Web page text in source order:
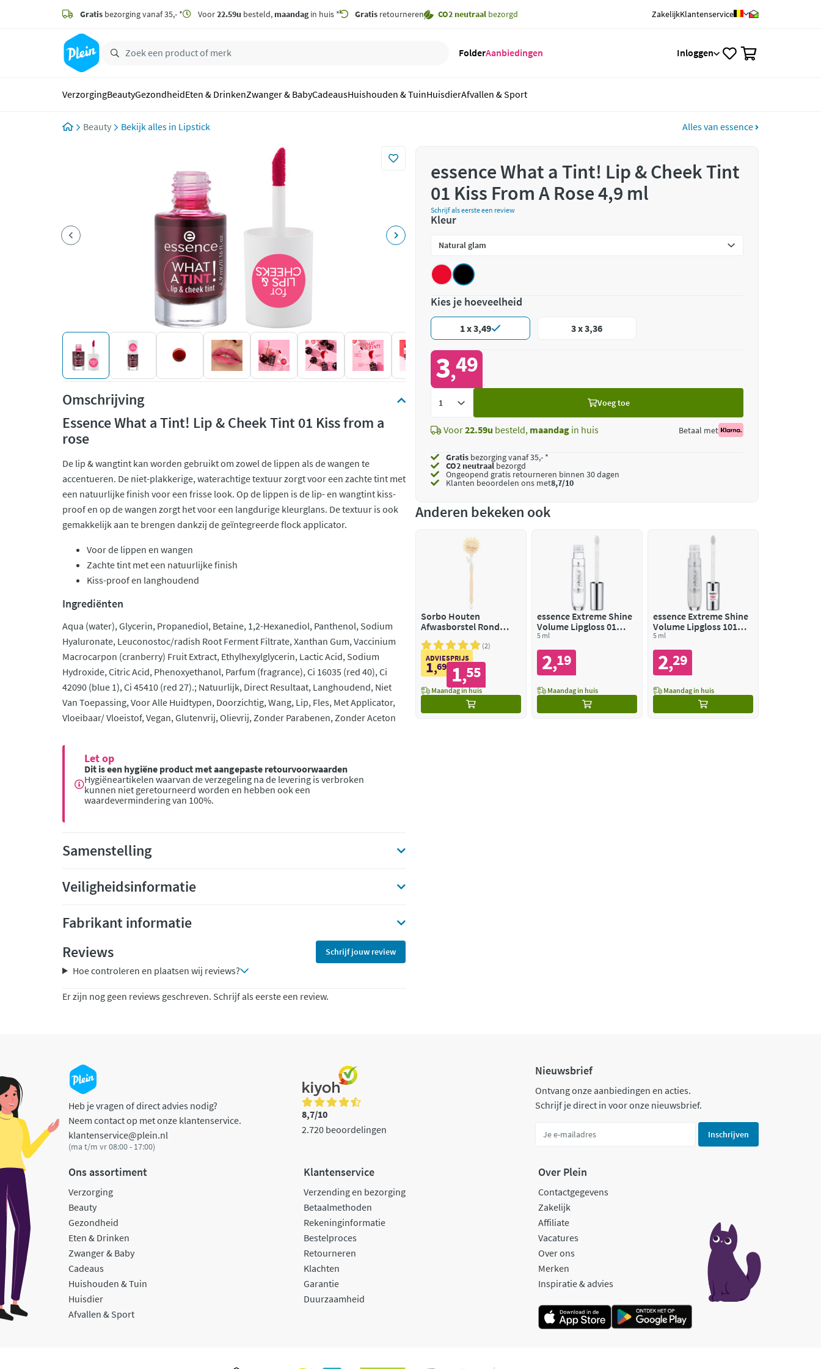
zoeken
hoofdinhoud
Gratis bezorging vanaf 35,- * Voor22.59u besteld, maandagin huis * Gratis retourneren CO2 neutraal bezorgd ZakelijkKlantenservice
FolderAanbiedingen Inloggen
VerzorgingBeautyGezondheidEten & DrinkenZwanger & BabyCadeausHuishouden & TuinHuisdierAfvallen & Sport
Beauty Lipstick Alles van essence
Omschrijving
Essence What a Tint! Lip & Cheek Tint 01 Kiss from a
rose
De lip & wangtint kan worden gebruikt om zowel de lippen als de wangen te
accentueren. De niet-plakkerige, waterachtige textuur zorgt voor een zachte tint met
een natuurlijke finish voor een frisse look. Op de lippen is de lip- en wangtint kiss-
proof en op de wangen zorgt het voor een langdurige kleurglans. De textuur is ook
gemakkelijk aan te brengen dankzij de geïntegreerde flock applicator.
Voor de lippen en wangen
Zachte tint met een natuurlijke finish
Kiss-proof en langhoudend
Ingrediënten
Aqua (water), Glycerin, Propanediol, Betaine, 1,2-Hexanediol, Panthenol, Sodium
Hyaluronate, Leuconostoc/radish Root Ferment Filtrate, Xanthan Gum, Vaccinium
Macrocarpon (cranberry) Fruit Extract, Ethylhexylglycerin, Lactic Acid, Sodium
Hydroxide, Citric Acid, Phenoxyethanol, Parfum (fragrance), Ci 16035 (red 40), Ci
42090 (blue 1), Ci 45410 (red 27).; Natuurlijk, Direct Resultaat, Langhoudend, Niet
Van Toepassing, Voor Alle Huidtypen, Doorzichtig, Wang, Lip, Fles, Met Applicator,
Vloeibaar/ Vloeistof, Vegan, Glutenvrij, Olievrij, Zonder Parabenen, Zonder Aceton
Let op
Dit is een hygiëne product met aangepaste retourvoorwaarden
Hygiëneartikelen waarvan de verzegeling na de levering is verbroken
kunnen niet geretourneerd worden en hebben ook een
waardevermindering van 100%.
Samenstelling
Veiligheidsinformatie
Fabrikant informatie
Reviews
Schrijf jouw review
Hoe controleren en plaatsen wij reviews?
Er zijn nog geen reviews geschreven. Schrijf als eerste een review.
essence What a Tint! Lip & Cheek Tint
01 Kiss From A Rose 4,9 ml
Schrijf als eerste een review
Kleur
Kies je hoeveelheid
1 x 3,49 3 x 3,36
3,49
Voeg toe
Voor22.59u besteld, maandag in huis Betaal met
Gratis bezorging vanaf 35,- *
CO2 neutraalbezorgd
Ongeopend gratis retourneren binnen 30 dagen
Klanten beoordelen ons met8,7/10
Anderen bekeken ook
Sorbo Houten
Afwasborstel Rond
Regular
2
ADVIESPRIJS
1,69 1,55
Maandag in huis
essence Extreme Shine
Volume Lipgloss 01
Crystal Clear
5 ml
2,19
Maandag in huis
essence Extreme Shine
Volume Lipgloss 101
Milky Way
5 ml
2,29
Maandag in huis
Heb je vragen of direct advies nodig?
Neem contact op met onze klantenservice.
klantenservice@plein.nl
(ma t/m vr 08:00 - 17:00)
8,7/10
2.720 beoordelingen
Nieuwsbrief
Ontvang onze aanbiedingen en acties.
Schrijf je direct in voor onze nieuwsbrief.
Inschrijven
Ons assortiment
Verzorging
Beauty
Gezondheid
Eten & Drinken
Zwanger & Baby
Cadeaus
Huishouden & Tuin
Huisdier
Afvallen & Sport
Klantenservice
Verzending en bezorging
Betaalmethoden
Rekeninginformatie
Bestelproces
Retourneren
Klachten
Garantie
Duurzaamheid
Over Plein
Contactgegevens
Zakelijk
Affiliate
Vacatures
Over ons
Merken
Inspiratie & advies